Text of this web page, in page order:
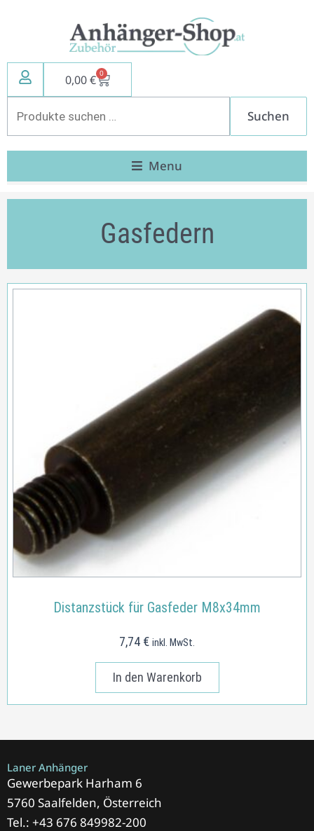
0,00€ 0
Warenkorb
nach:
Suchen
Menu
Gasfedern
Distanzstück für Gasfeder M8x34mm
7,74 € inkl. MwSt.
In den Warenkorb
Laner Anhänger
Gewerbepark Harham 6
5760 Saalfelden, Österreich
Tel.: +43 676 849982-200